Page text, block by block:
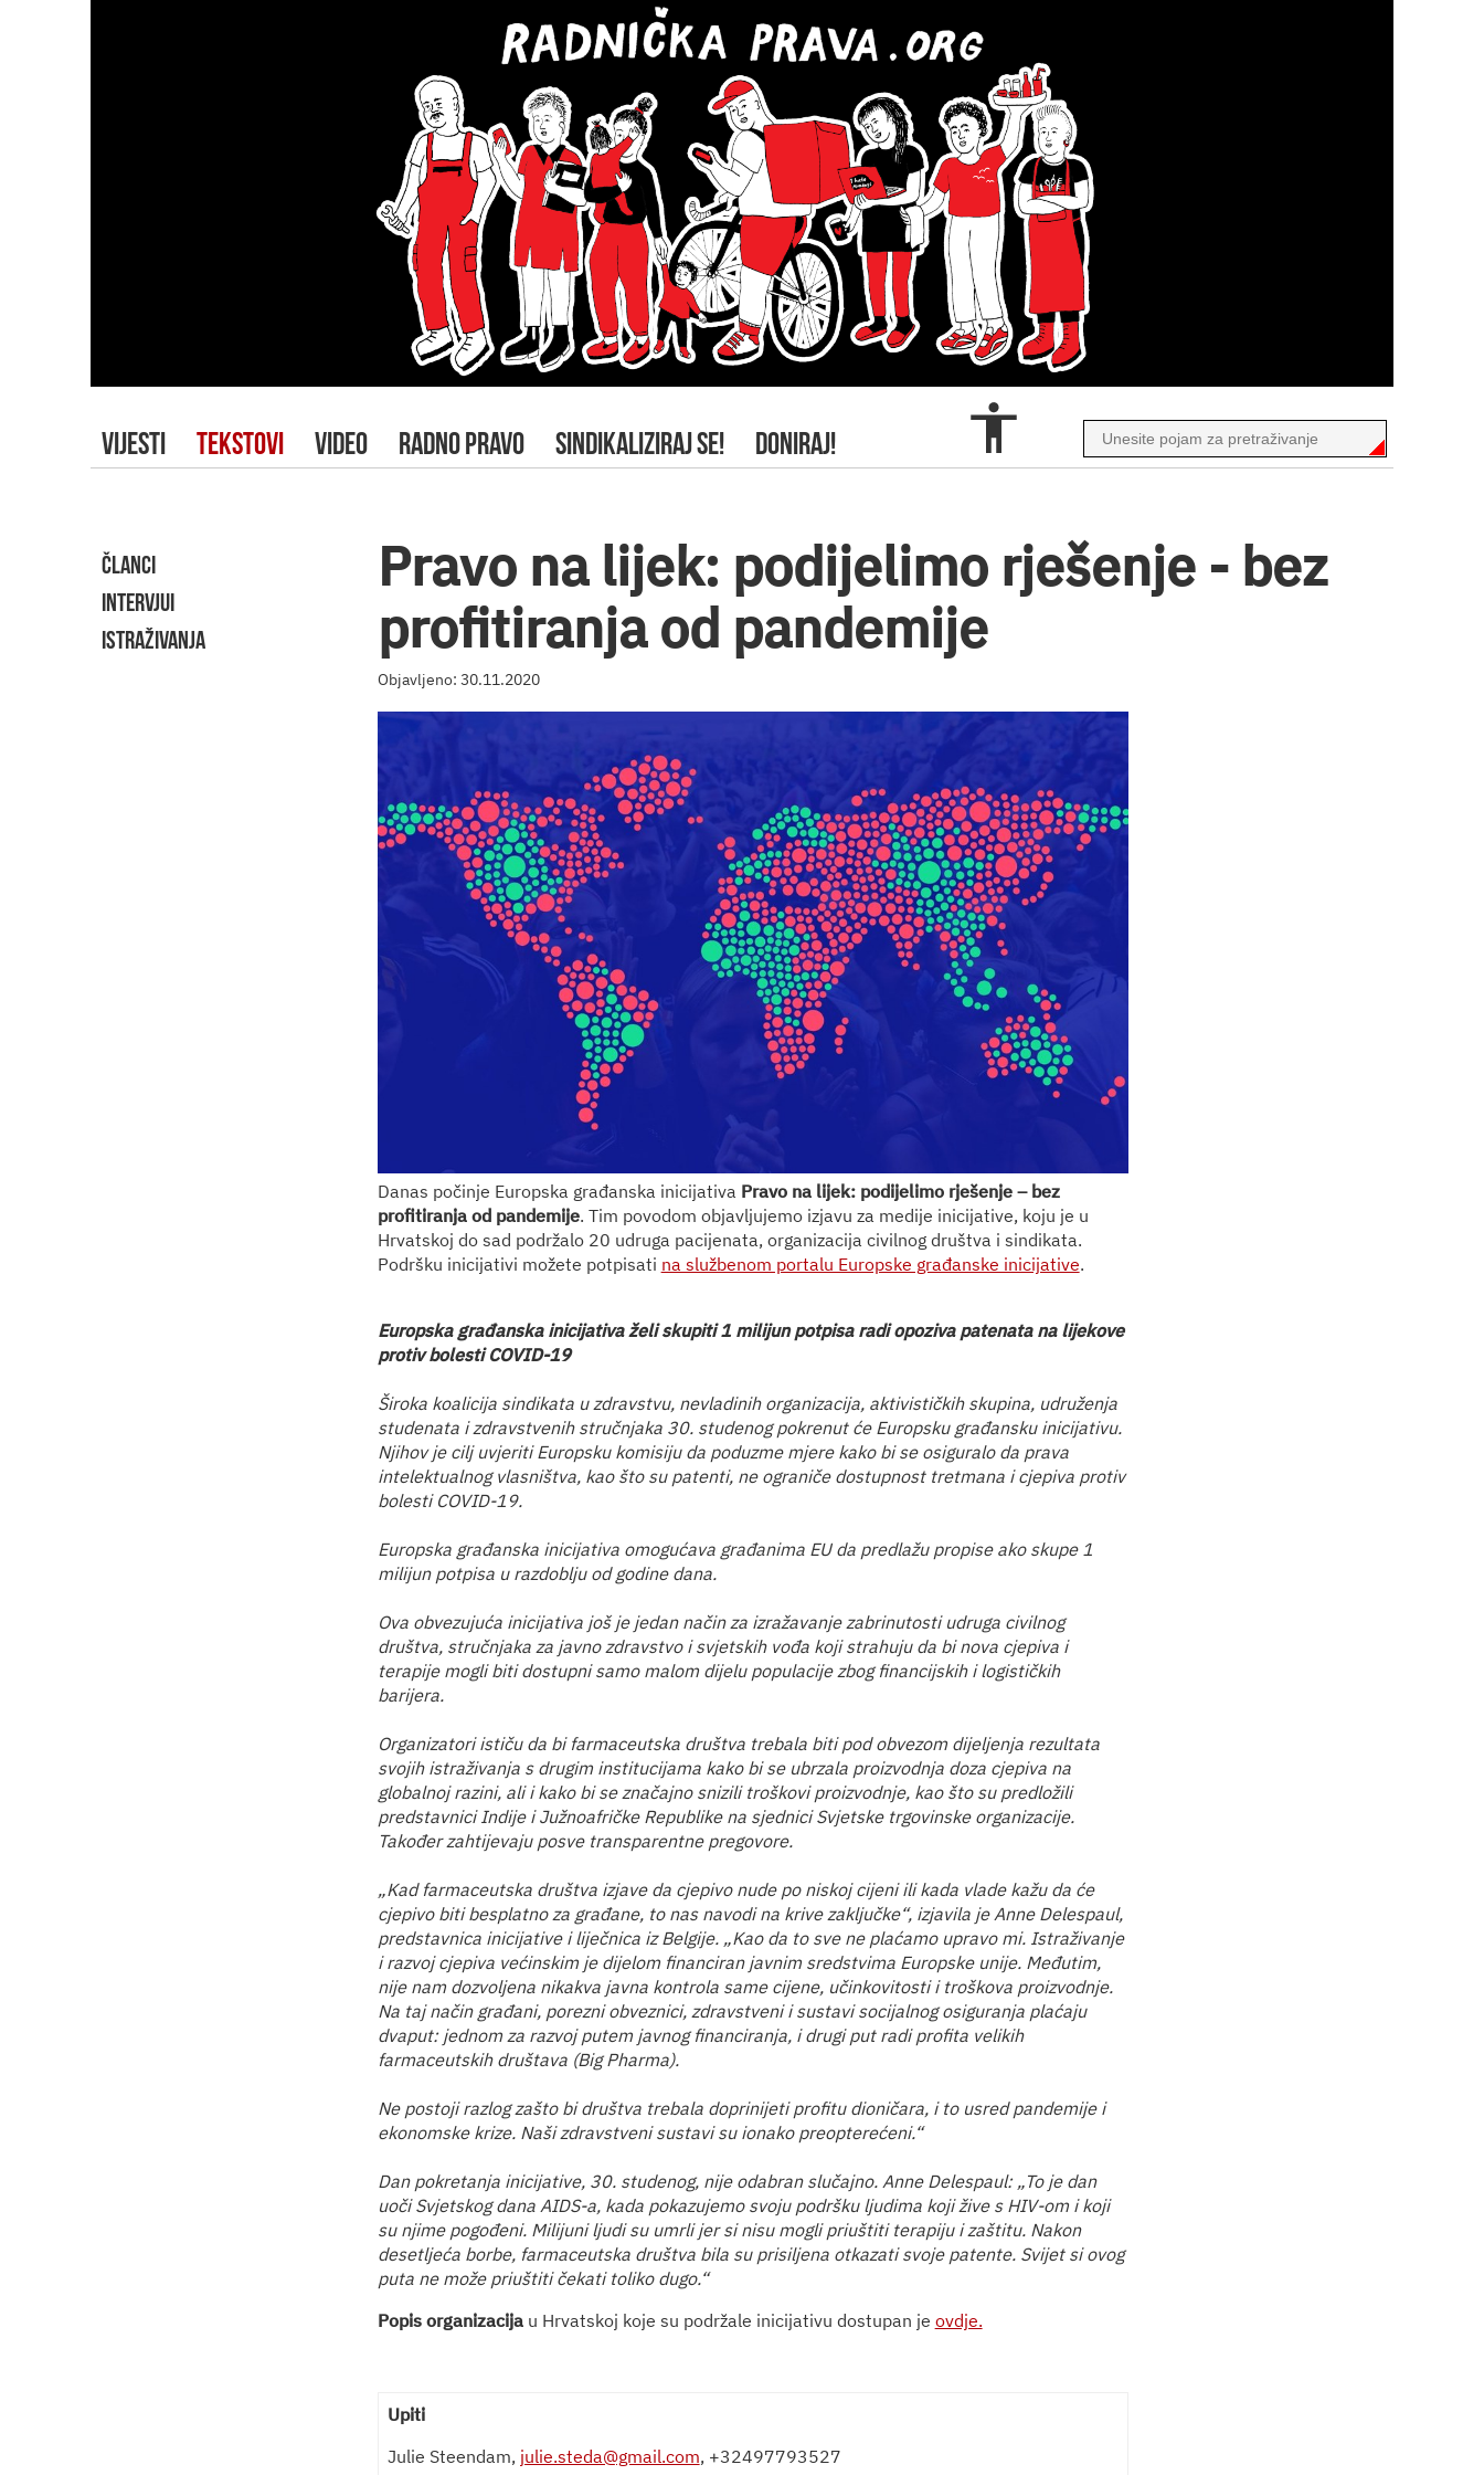
VIJESTI TEKSTOVI VIDEO RADNO PRAVO SINDIKALIZIRAJ SE! DONIRAJ!
ČLANCI
INTERVJUI
ISTRAŽIVANJA
Pravo na lijek: podijelimo rješenje - bez
profitiranja od pandemije
Objavljeno: 30.11.2020
Danas počinje Europska građanska inicijativa Pravo na lijek: podijelimo rješenje – bez
profitiranja od pandemije. Tim povodom objavljujemo izjavu za medije inicijative, koju je u
Hrvatskoj do sad podržalo 20 udruga pacijenata, organizacija civilnog društva i sindikata.
Podršku inicijativi možete potpisati na službenom portalu Europske građanske inicijative.
Europska građanska inicijativa želi skupiti 1 milijun potpisa radi opoziva patenata na lijekove
protiv bolesti COVID-19
Široka koalicija sindikata u zdravstvu, nevladinih organizacija, aktivističkih skupina, udruženja
studenata i zdravstvenih stručnjaka 30. studenog pokrenut će Europsku građansku inicijativu.
Njihov je cilj uvjeriti Europsku komisiju da poduzme mjere kako bi se osiguralo da prava
intelektualnog vlasništva, kao što su patenti, ne ograniče dostupnost tretmana i cjepiva protiv
bolesti COVID-19.
Europska građanska inicijativa omogućava građanima EU da predlažu propise ako skupe 1
milijun potpisa u razdoblju od godine dana.
Ova obvezujuća inicijativa još je jedan način za izražavanje zabrinutosti udruga civilnog
društva, stručnjaka za javno zdravstvo i svjetskih vođa koji strahuju da bi nova cjepiva i
terapije mogli biti dostupni samo malom dijelu populacije zbog financijskih i logističkih
barijera.
Organizatori ističu da bi farmaceutska društva trebala biti pod obvezom dijeljenja rezultata
svojih istraživanja s drugim institucijama kako bi se ubrzala proizvodnja doza cjepiva na
globalnoj razini, ali i kako bi se značajno snizili troškovi proizvodnje, kao što su predložili
predstavnici Indije i Južnoafričke Republike na sjednici Svjetske trgovinske organizacije.
Također zahtijevaju posve transparentne pregovore.
„Kad farmaceutska društva izjave da cjepivo nude po niskoj cijeni ili kada vlade kažu da će
cjepivo biti besplatno za građane, to nas navodi na krive zaključke“, izjavila je Anne Delespaul,
predstavnica inicijative i liječnica iz Belgije. „Kao da to sve ne plaćamo upravo mi. Istraživanje
i razvoj cjepiva većinskim je dijelom financiran javnim sredstvima Europske unije. Međutim,
nije nam dozvoljena nikakva javna kontrola same cijene, učinkovitosti i troškova proizvodnje.
Na taj način građani, porezni obveznici, zdravstveni i sustavi socijalnog osiguranja plaćaju
dvaput: jednom za razvoj putem javnog financiranja, i drugi put radi profita velikih
farmaceutskih društava (Big Pharma).
Ne postoji razlog zašto bi društva trebala doprinijeti profitu dioničara, i to usred pandemije i
ekonomske krize. Naši zdravstveni sustavi su ionako preopterećeni.“
Dan pokretanja inicijative, 30. studenog, nije odabran slučajno. Anne Delespaul: „To je dan
uoči Svjetskog dana AIDS-a, kada pokazujemo svoju podršku ljudima koji žive s HIV-om i koji
su njime pogođeni. Milijuni ljudi su umrli jer si nisu mogli priuštiti terapiju i zaštitu. Nakon
desetljeća borbe, farmaceutska društva bila su prisiljena otkazati svoje patente. Svijet si ovog
puta ne može priuštiti čekati toliko dugo.“
Popis organizacijau Hrvatskoj koje su podržale inicijativu dostupan je ovdje.
Upiti
Julie Steendam, julie.steda@gmail.com, +32497793527